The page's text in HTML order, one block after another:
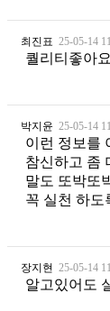
최진표 25-05-14
퀄리티좋아요
박지윤 25-05-14
이런 정보를
참신하고 좀
말도 또박또
꼭 실천 하도
장지현 25-05-14
알고있어도